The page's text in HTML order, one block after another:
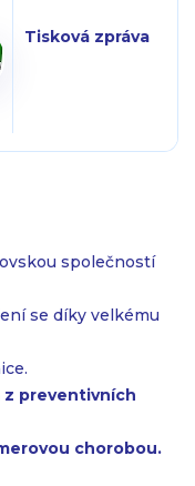
Tisková zpráva
společností
se díky velkému
z preventivních
chorobou.